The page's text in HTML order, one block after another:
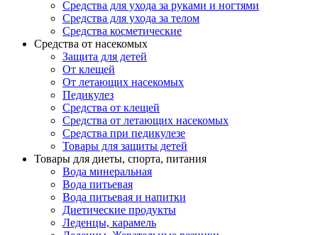
Средства для ухода за руками и ногтями
Средства для ухода за телом
Средства косметические
Средства от насекомых
Защита для детей
От клещей
От летающих насекомых
Педикулез
Средства от клещей
Средства от летающих насекомых
Средства при педикулезе
Товары для защиты детей
Товары для диеты, спорта, питания
Вода минеральная
Вода питьевая
Вода питьевая и напитки
Диетические продукты
Леденцы, карамель